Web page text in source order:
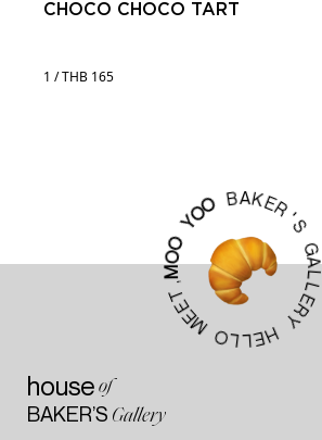
CHOCO CHOCO TART
1 / THB 165
house of
BAKER’S Gallery
M
O
O
Y
O
O BAKER'S
G
A
L
L
E
R
Y
H
E
L
L
O
M
E
E
T